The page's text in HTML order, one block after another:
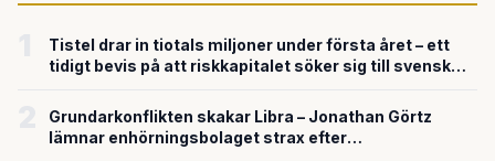
Tistel drar in tiotals miljoner under första året – ett
tidigt bevis på att riskkapitalet söker sig till svensk
Grundarkonflikten skakar Libra – Jonathan Görtz
lämnar enhörningsbolaget strax efter